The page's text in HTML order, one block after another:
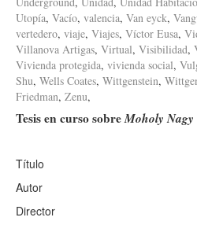
Utopía, Vacío, valencia, Van eyck,
vertedero, viaje, Viajes, Víctor Eusa,
Villanova Artigas, Virtual, Visibilidad,
Vivienda protegida, vivienda social,
Shu, Wells Coates, Wittgenstein,
Friedman, Zenu,
Tesis en curso sobreMoholy Nagy
Título
Autor
Director